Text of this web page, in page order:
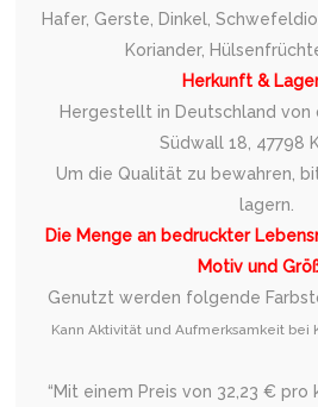
Hafer, Gerste, Dinkel,
Koriander,
Herkunft &
Hergestellt in Deutschland von
Südwall 18, 47798
Um die Qualität zu bewahren,
lagern.
Die Menge an bedruckter
Motiv und
Genutzt werden folgende
Kann Aktivität und Aufmerksamkeit
“Mit einem Preis von 32,23 €